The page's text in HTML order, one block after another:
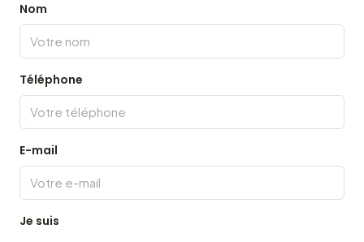
Nom
Téléphone
E-mail
Je suis